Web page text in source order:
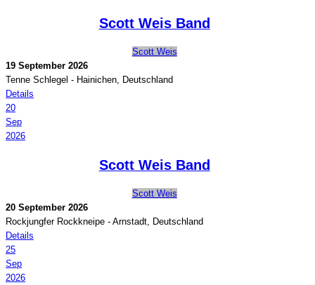
Scott Weis Band
Scott Weis
19 September 2026
Tenne Schlegel - Hainichen, Deutschland
Details
20
Sep
2026
Scott Weis Band
Scott Weis
20 September 2026
Rockjungfer Rockkneipe - Arnstadt, Deutschland
Details
25
Sep
2026